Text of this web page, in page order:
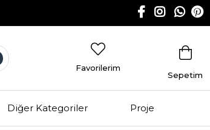
Sepetim
Favorilerim
Diğer Kategoriler Proje